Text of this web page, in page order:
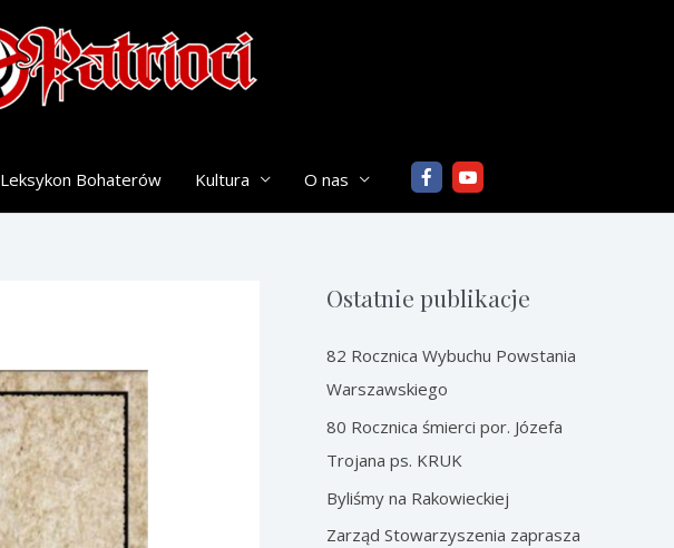
Leksykon Bohaterów Kultura O nas
Ostatnie publikacje
82 Rocznica Wybuchu Powstania
Warszawskiego
80 Rocznica śmierci por. Józefa
Trojana ps. KRUK
Byliśmy na Rakowieckiej
Zarząd Stowarzyszenia zaprasza